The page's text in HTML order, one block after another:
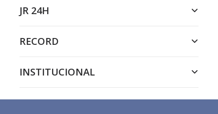
JR 24H
RECORD
INSTITUCIONAL